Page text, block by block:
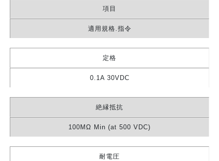
項目
適用規格.指令
定格
0.1A 30VDC
絶縁抵抗
100MΩ Min (at 500 VDC)
耐電圧